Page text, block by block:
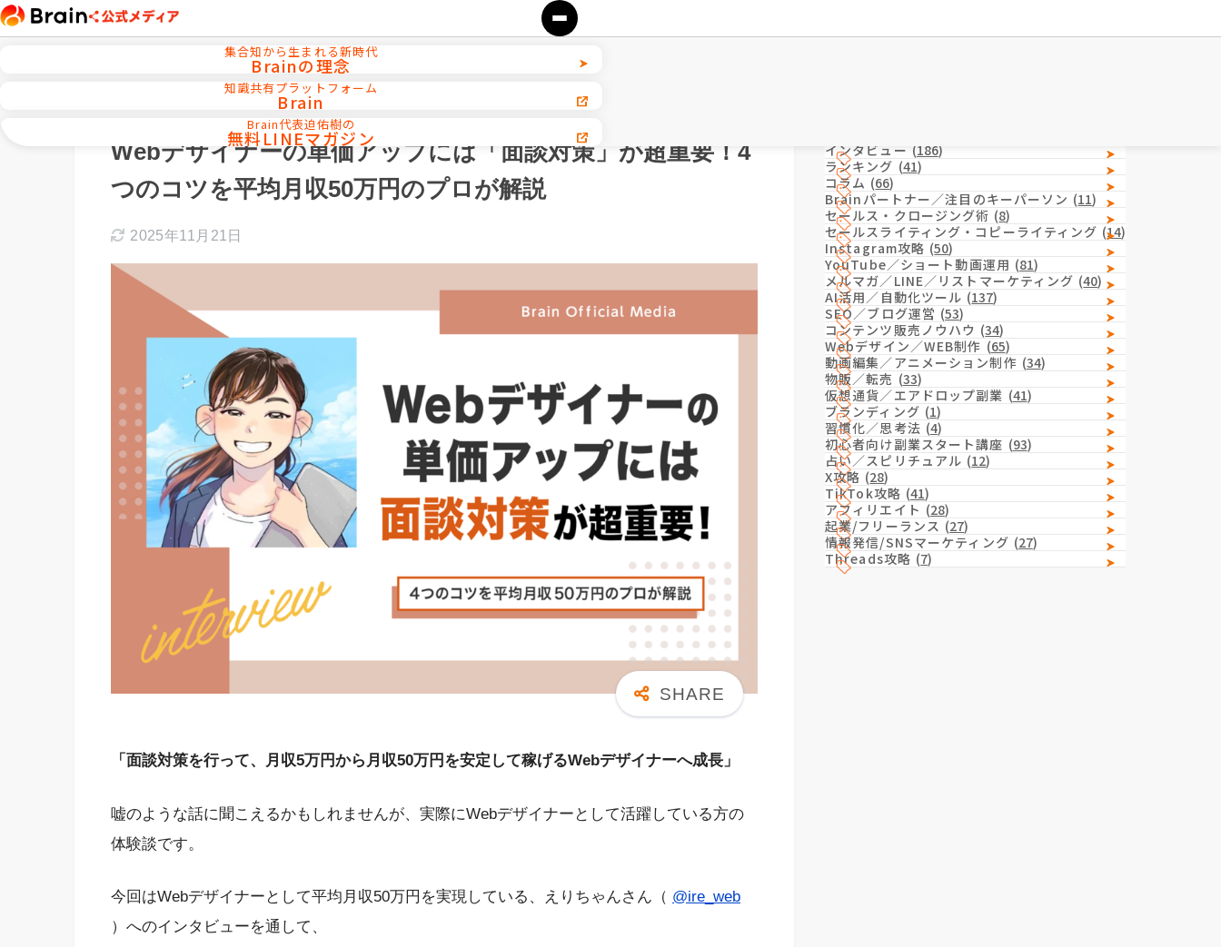
集合知から生まれる新時代
Brainの理念
知識共有プラットフォーム
Brain
Brain代表迫佑樹の
無料LINEマガジン
Webデザイン／WEB制作
Webデザイナーの単価アップには「面談対策」が超重要！4
つのコツを平均月収50万円のプロが解説
2025年11月21日
「面談対策を行って、月収5万円から月収50万円を安定して稼げるWebデザイナーへ成長」
嘘のような話に聞こえるかもしれませんが、実際にWebデザイナーとして活躍している方の
体験談です。
今回はWebデザイナーとして平均月収50万円を実現している、えりちゃんさん（ @ire_web
）へのインタビューを通して、
インタビュー (186)
ランキング (41)
コラム (66)
Brainパートナー／注目のキーパーソン (11)
セールス・クロージング術 (8)
セールスライティング・コピーライティング (14)
Instagram攻略 (50)
YouTube／ショート動画運用 (81)
メルマガ／LINE／リストマーケティング (40)
AI活用／自動化ツール (137)
SEO／ブログ運営 (53)
コンテンツ販売ノウハウ (34)
Webデザイン／WEB制作 (65)
動画編集／アニメーション制作 (34)
物販／転売 (33)
仮想通貨／エアドロップ副業 (41)
ブランディング (1)
習慣化／思考法 (4)
初心者向け副業スタート講座 (93)
占い／スピリチュアル (12)
X攻略 (28)
TikTok攻略 (41)
アフィリエイト (28)
起業/フリーランス (27)
情報発信/SNSマーケティング (27)
Threads攻略 (7)